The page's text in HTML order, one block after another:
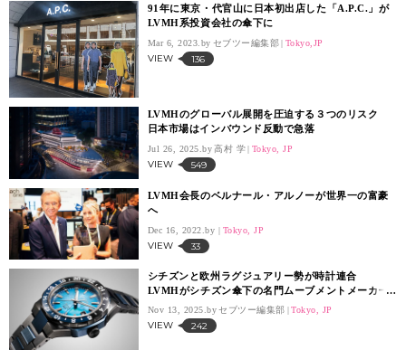
91年に東京・代官山に日本初出店した「A.P.C.」が
LVMH系投資会社の傘下に
Mar 6, 2023. セブツー編集部 Tokyo,JP
VIEW 136
LVMHのグローバル展開を圧迫する３つのリスク
日本市場はインバウンド反動で急落
Jul 26, 2025. 高村 学 Tokyo, JP
VIEW 549
LVMH会長のベルナール・アルノーが世界一の富豪
へ
Dec 16, 2022. Tokyo, JP
VIEW 33
シチズンと欧州ラグジュアリー勢が時計連合
LVMHがシチズン傘下の名門ムーブメントメーカー
に出資
Nov 13, 2025. セブツー編集部 Tokyo, JP
VIEW 242